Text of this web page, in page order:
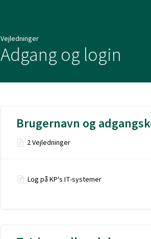
Vejledninger
Adgang og login
Brugernavn og
2 Vejledninger
Log på KP's IT-systemer